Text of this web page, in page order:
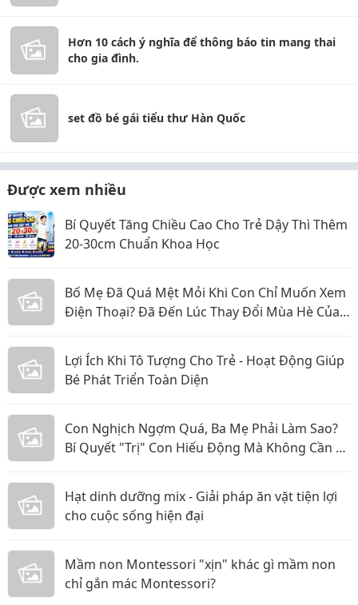
Hơn 10 cách ý nghĩa để thông báo tin mang thai
cho gia đình.
set đồ bé gái tiểu thư Hàn Quốc
Được xem nhiều
Bí Quyết Tăng Chiều Cao Cho Trẻ Dậy Thì Thêm
20-30cm Chuẩn Khoa Học
Bố Mẹ Đã Quá Mệt Mỏi Khi Con Chỉ Muốn Xem
Điện Thoại? Đã Đến Lúc Thay Đổi Mùa Hè Của
Lợi Ích Khi Tô Tượng Cho Trẻ - Hoạt Động Giúp
Bé Phát Triển Toàn Diện
Con Nghịch Ngợm Quá, Ba Mẹ Phải Làm Sao?
Bí Quyết "Trị" Con Hiếu Động Mà Không Cần La
Hạt dinh dưỡng mix - Giải pháp ăn vặt tiện lợi
cho cuộc sống hiện đại
Mầm non Montessori "xịn" khác gì mầm non
chỉ gắn mác Montessori?